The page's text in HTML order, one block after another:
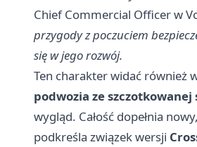
Chief Commercial Officer w
przygody z poczuciem
się w jego rozwój.
Ten charakter widać również
podwozia ze
wygląd. Całość dopełnia nowy,
podkreśla związek wersji